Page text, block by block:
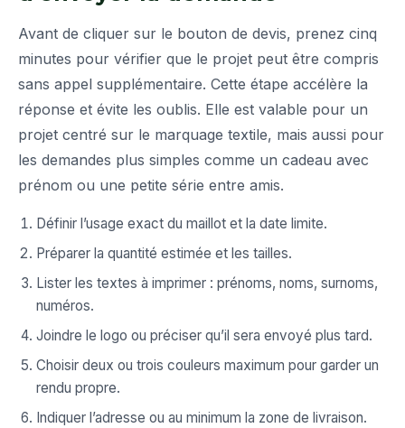
Avant de cliquer sur le bouton de devis, prenez cinq
minutes pour vérifier que le projet peut être compris
sans appel supplémentaire. Cette étape accélère la
réponse et évite les oublis. Elle est valable pour un
projet centré sur le marquage textile, mais aussi pour
les demandes plus simples comme un cadeau avec
prénom ou une petite série entre amis.
Définir l’usage exact du maillot et la date limite.
Préparer la quantité estimée et les tailles.
Lister les textes à imprimer : prénoms, noms, surnoms,
numéros.
Joindre le logo ou préciser qu’il sera envoyé plus tard.
Choisir deux ou trois couleurs maximum pour garder un
rendu propre.
Indiquer l’adresse ou au minimum la zone de livraison.